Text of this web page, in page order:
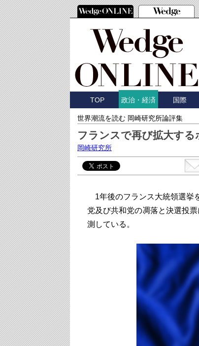
TOP 政治・経済 国際
世界潮流を読む 岡崎研究所論評集
フランスで再び拡大す
岡崎研究所
1年後のフランス大統領選挙
党及び共和党の凋落と決選投
測している。